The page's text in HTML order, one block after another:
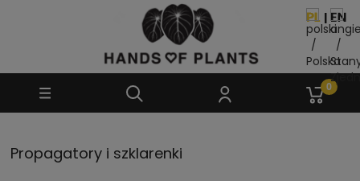
Propagatory i szklarenki